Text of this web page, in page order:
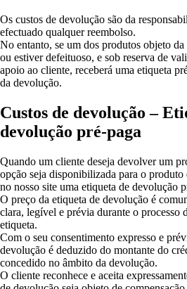
Os custos de devolução são da
efectuado qualquer reembolso.
No entanto, se um dos produtos objeto
ou estiver defeituoso, e sob reserva de
apoio ao cliente, receberá uma etiqueta
da devolução.
Custos de devolução –
devolução pré-paga
Quando um cliente deseja devolver um
opção seja disponibilizada para o produto
no nosso site uma etiqueta de devolução
O preço da etiqueta de devolução é
clara, legível e prévia durante o processo
etiqueta.
Com o seu consentimento expresso e
devolução é deduzido do montante do
concedido no âmbito da devolução.
O cliente reconhece e aceita